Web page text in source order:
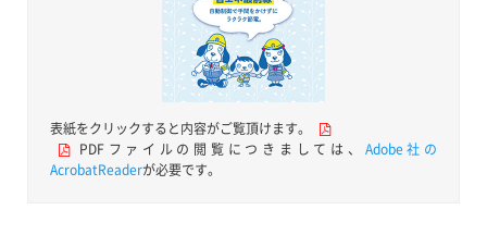
表紙をクリックすると内容がご覧頂けます。
PDFファイルの閲覧につきましては、 Adobe社の
AcrobatReaderが必要です。